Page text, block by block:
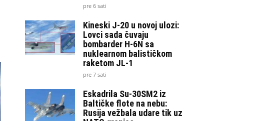
pre 6 sati
Kineski J-20 u novoj ulozi:
Lovci sada čuvaju
bombarder H-6N sa
nuklearnom balističkom
raketom JL-1
pre 7 sati
Eskadrila Su-30SM2 iz
Baltičke flote na nebu:
Rusija vežbala udare tik uz